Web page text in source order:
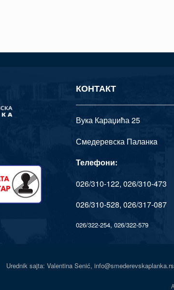
КОНТАКТ
Вука Караџића 25
Смедеревска Паланкa
Телефони:
026/310-122, 026/310-473
026/310-528, 026/317-087
026/322-254, 026/322-579
Urednik sajta: Valentina Senić,
A